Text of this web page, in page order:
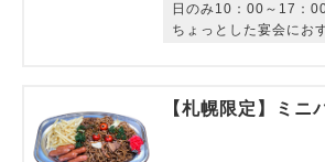
日のみ10：00～17：00
ちょっとした宴会にお